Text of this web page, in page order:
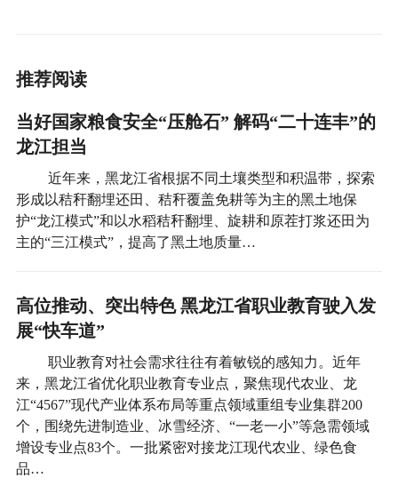
推荐阅读
当好国家粮食安全“压舱石” 解码“二十连丰”的
龙江担当
近年来，黑龙江省根据不同土壤类型和积温带，探索
形成以秸秆翻埋还田、秸秆覆盖免耕等为主的黑土地保
护“龙江模式”和以水稻秸秆翻埋、旋耕和原茬打浆还田为
主的“三江模式”，提高了黑土地质量…
高位推动、突出特色 黑龙江省职业教育驶入发
展“快车道”
职业教育对社会需求往往有着敏锐的感知力。近年
来，黑龙江省优化职业教育专业点，聚焦现代农业、龙
江“4567”现代产业体系布局等重点领域重组专业集群200
个，围绕先进制造业、冰雪经济、“一老一小”等急需领域
增设专业点83个。一批紧密对接龙江现代农业、绿色食
品…